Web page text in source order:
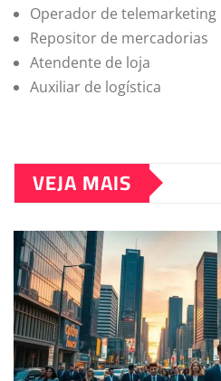
Operador de telemarketing
Repositor de mercadorias
Atendente de loja
Auxiliar de logística
VEJA MAIS